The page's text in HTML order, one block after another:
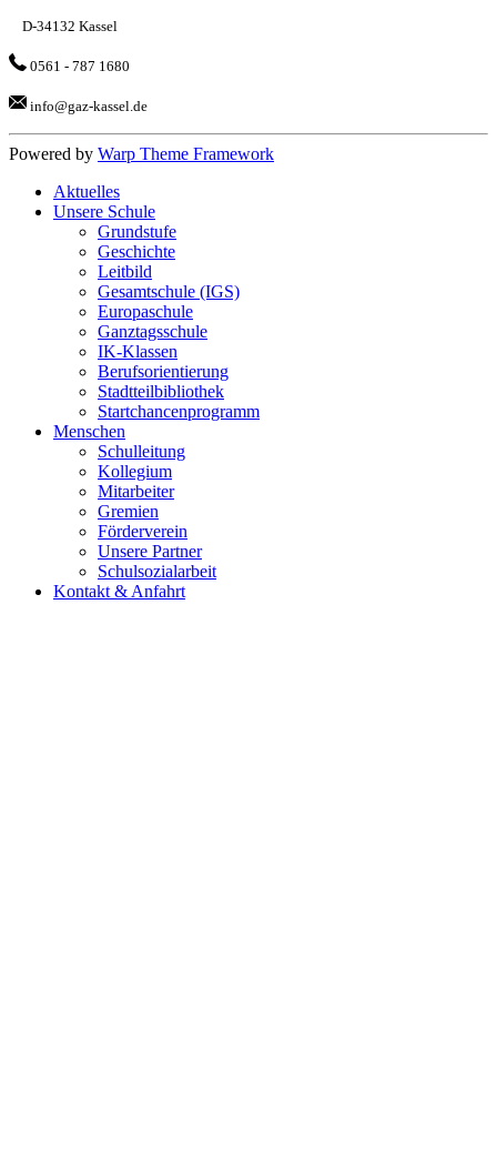
D-34132 Kassel
0561 - 787 1680
info@gaz-kassel.de
Powered by Warp Theme Framework
Aktuelles
Unsere Schule
Grundstufe
Geschichte
Leitbild
Gesamtschule (IGS)
Europaschule
Ganztagsschule
IK-Klassen
Berufsorientierung
Stadtteilbibliothek
Startchancenprogramm
Menschen
Schulleitung
Kollegium
Mitarbeiter
Gremien
Förderverein
Unsere Partner
Schulsozialarbeit
Kontakt & Anfahrt